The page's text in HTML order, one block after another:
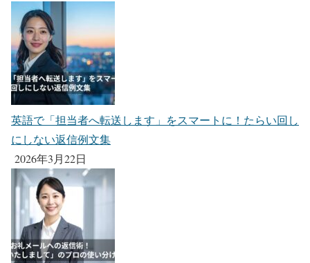
英語で「担当者へ転送します」をスマートに！たらい回し
にしない返信例文集
2026年3月22日